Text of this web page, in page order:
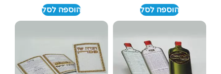
הוספה לסל הוספה לסל